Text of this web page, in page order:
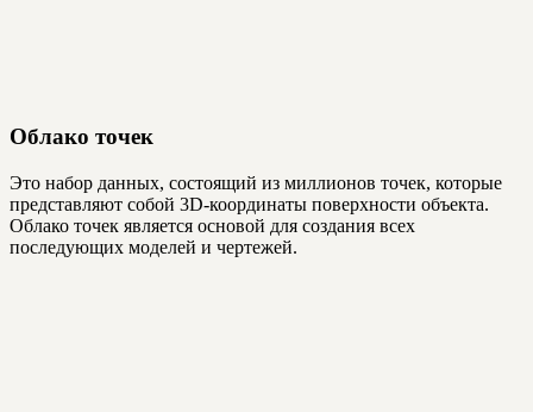
Облако точек
Это набор данных, состоящий из миллионов точек, которые
представляют собой 3D-координаты поверхности объекта.
Облако точек является основой для создания всех
последующих моделей и чертежей.